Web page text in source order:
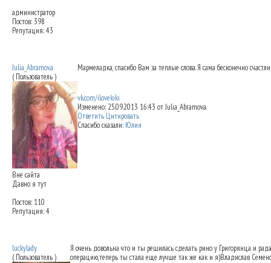
администратор
Постов: 398
Репутация: 43
Julia_Abramova
( Пользователь )
Вне сайта
Давно я тут
Постов: 110
Репутация: 4
Мармеладка, спасибо Вам за теплые слова. Я сама бесконечно
vk.com/ilovekiki
Изменено: 25.09.2013 16:43 от Julia_Abramova.
Ответить Цитировать
Спасибо сказали: Юлия
luckylady
( Пользователь )
Я очень довольна что и ты решилась сделать рино у Григорянца и
операцию,теперь ты стала еще лучше так же как и я)Владислав